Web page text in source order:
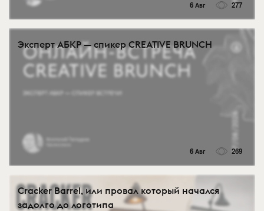
6 Авг 277
Эксперт АБКР — спикер CREATIVE BRUNCH
6 Авг 269
Cracker Barrel, или провал который начался
задолго до логотипа